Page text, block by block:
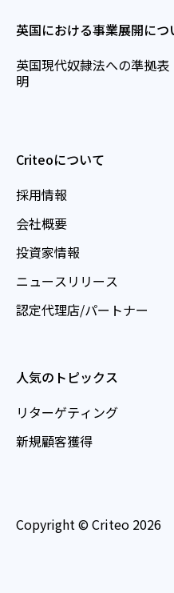
英国における事業展開につ
英国現代奴隷法への準拠表
明
Criteoについて
採用情報
会社概要
投資家情報
ニュースリリース
認定代理店/パートナー
人気のトピックス
リターゲティング
新規顧客獲得
Copyright © Criteo 2026